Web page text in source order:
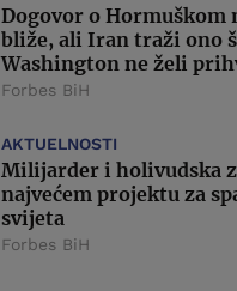
Dogovor o Hormuškom
bliže, ali Iran traži ono
Washington ne želi
Forbes BiH
AKTUELNOSTI
Milijarder i holivudska
najvećem projektu za
svijeta
Forbes BiH